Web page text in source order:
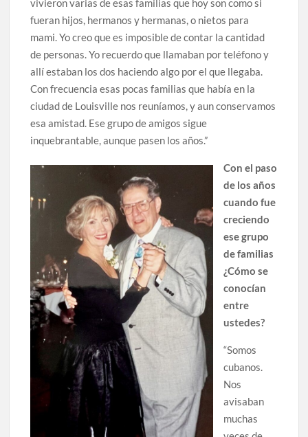
vivieron varias de esas familias que hoy son como si
fueran hijos, hermanos y hermanas, o nietos para
mami. Yo creo que es imposible de contar la cantidad
de personas. Yo recuerdo que llamaban por teléfono y
allí estaban los dos haciendo algo por el que llegaba.
Con frecuencia esas pocas familias que había en la
ciudad de Louisville nos reuníamos, y aun conservamos
esa amistad. Ese grupo de amigos sigue
inquebrantable, aunque pasen los años.”
Con el paso
de los años
cuando fue
creciendo
ese grupo
de familias
¿Cómo se
conocían
entre
ustedes?
“Somos
cubanos.
Nos
avisaban
muchas